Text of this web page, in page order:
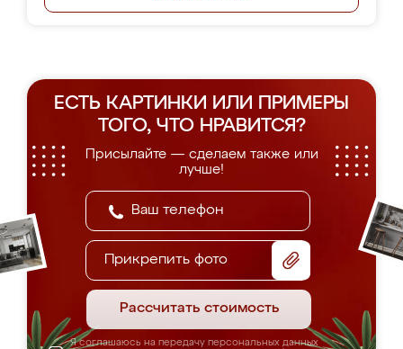
ЕСТЬ КАРТИНКИ ИЛИ ПРИМЕРЫ
ТОГО, ЧТО НРАВИТСЯ?
Присылайте — сделаем также или
лучше!
Прикрепить фото
Рассчитать стоимость
Я соглашаюсь на передачу персональных данных